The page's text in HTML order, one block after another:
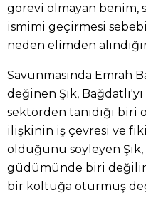
görevi olmayan benim,
ismimi geçirmesi
neden elimden
Savunmasında Emrah
değinen Şık,
sektörden tanıdığı biri
ilişkinin iş çevresi ve
olduğunu söyleyen Şık,
güdümünde biri
bir koltuğa oturmuş